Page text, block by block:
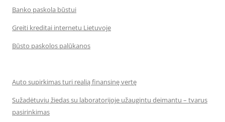
Banko paskola būstui
Greiti kreditai internetu Lietuvoje
Būsto paskolos palūkanos
Auto supirkimas turi realią finansinę vertę
Sužadėtuvių žiedas su laboratorijoje užaugintu deimantu – tvarus
pasirinkimas